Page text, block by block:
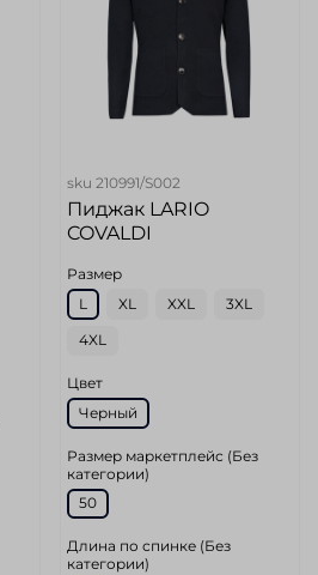
sku 210991/S002
Пиджак LARIO
COVALDI
Размер
L
XL XXL 3XL
4XL
Цвет
Черный
Размер маркетплейс (Без
категории)
50
Длина по спинке (Без
категории)